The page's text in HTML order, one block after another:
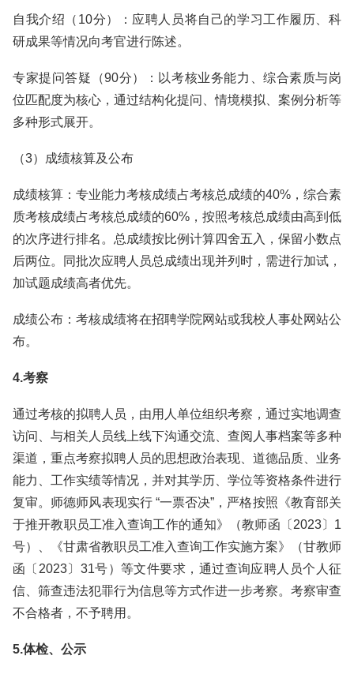
自我介绍（10分）：应聘人员将自己的学习工作履历、科
研成果等情况向考官进行陈述。
专家提问答疑（90分）：以考核业务能力、综合素质与岗
位匹配度为核心，通过结构化提问、情境模拟、案例分析等
多种形式展开。
（3）成绩核算及公布
成绩核算：专业能力考核成绩占考核总成绩的40%，综合素
质考核成绩占考核总成绩的60%，按照考核总成绩由高到低
的次序进行排名。总成绩按比例计算四舍五入，保留小数点
后两位。同批次应聘人员总成绩出现并列时，需进行加试，
加试题成绩高者优先。
成绩公布：考核成绩将在招聘学院网站或我校人事处网站公
布。
4.考察
通过考核的拟聘人员，由用人单位组织考察，通过实地调查
访问、与相关人员线上线下沟通交流、查阅人事档案等多种
渠道，重点考察拟聘人员的思想政治表现、道德品质、业务
能力、工作实绩等情况，并对其学历、学位等资格条件进行
复审。师德师风表现实行 “一票否决”，严格按照《教育部关
于推开教职员工准入查询工作的通知》（教师函〔2023〕1
号）、《甘肃省教职员工准入查询工作实施方案》（甘教师
函〔2023〕31号）等文件要求，通过查询应聘人员个人征
信、筛查违法犯罪行为信息等方式作进一步考察。考察审查
不合格者，不予聘用。
5.体检、公示